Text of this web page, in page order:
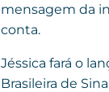
mensagem da
conta.
Jéssica fará o
Brasileira de